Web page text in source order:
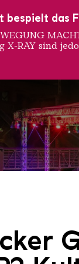
bespielt
RAY sind